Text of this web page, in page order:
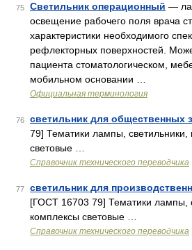
75 Светильник операционный —
освещение рабочего поля врача
характеристики необходимого
рефлекторных поверхностей.
пациента стоматологическом,
мобильном основании …
Официальная терминология
76 светильник для общественных
79] Тематики лампы,
световые …
Справочник технического переводчика
77 светильник для
[ГОСТ 16703 79] Тематики лампы,
комплексы световые …
Справочник технического переводчика